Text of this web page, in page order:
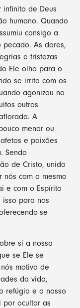
infinito de Deus
humano. Quando
consigo a
pecado. As dores,
e tristezas
Ele olha para o
se irrita com os
agonizou no
outros
A
menor ou
e paixões
Sendo
de Cristo, unido
com o mesmo
e com o Espírito
isso para nos
se
si a nossa
se Ele se
motivo de
da vida,
refúgio e o nosso
por ocultar as